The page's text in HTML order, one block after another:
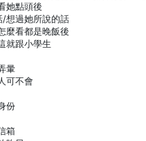
她點頭後
/想過她所說的話
麼看都是晚飯後
就跟小學生
暈
可不會
份
箱